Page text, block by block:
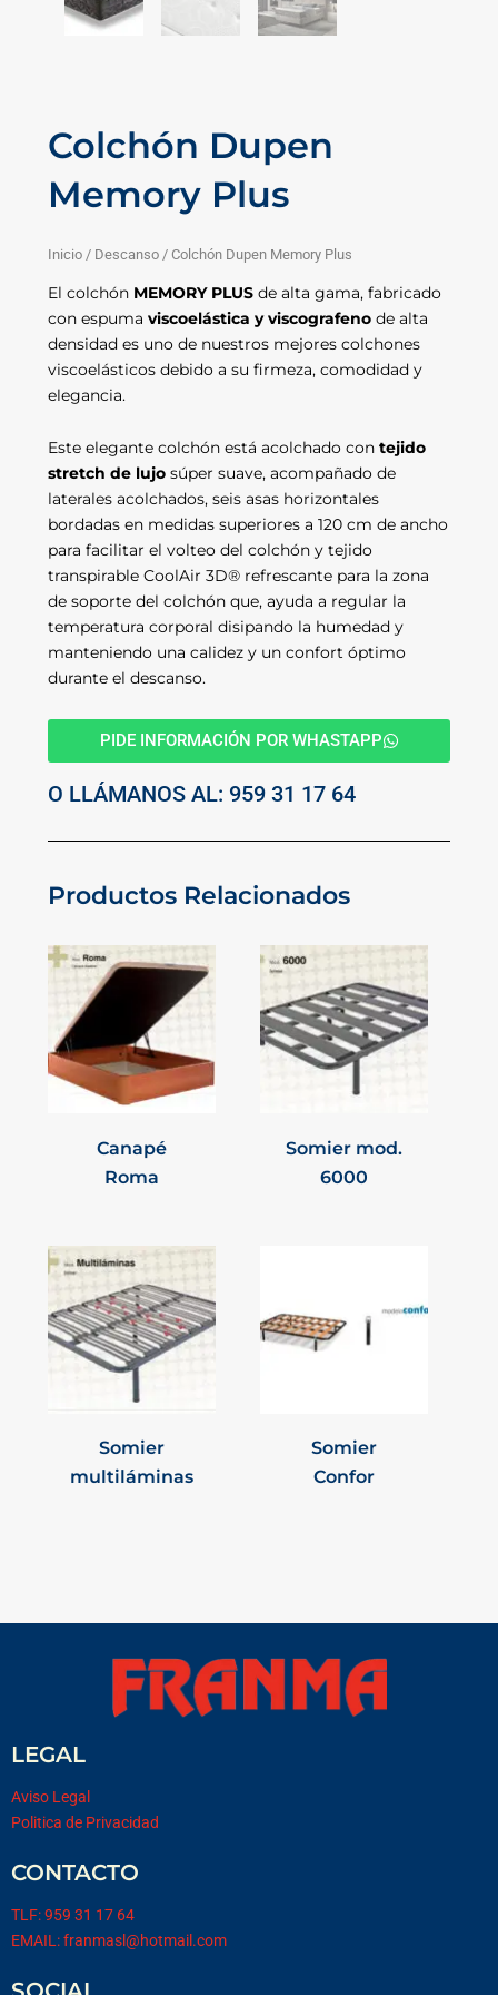
Colchón Dupen
Memory Plus
Inicio / Descanso / Colchón Dupen Memory Plus
El colchón MEMORY PLUS de alta gama, fabricado
con espuma viscoelástica y viscografeno de alta
densidad es uno de nuestros mejores colchones
viscoelásticos debido a su firmeza, comodidad y
elegancia.
Este elegante colchón está acolchado con tejido
stretch de lujo súper suave, acompañado de
laterales acolchados, seis asas horizontales
bordadas en medidas superiores a 120 cm de ancho
para facilitar el volteo del colchón y tejido
transpirable CoolAir 3D® refrescante para la zona
de soporte del colchón que, ayuda a regular la
temperatura corporal disipando la humedad y
manteniendo una calidez y un confort óptimo
durante el descanso.
PIDE INFORMACIÓN POR WHASTAPP
O LLÁMANOS AL: 959 31 17 64
Productos Relacionados
Canapé
Roma
Somier mod.
6000
Somier
multiláminas
Somier
Confor
LEGAL
Aviso Legal
Politica de Privacidad
CONTACTO
TLF: 959 31 17 64
EMAIL: franmasl@hotmail.com